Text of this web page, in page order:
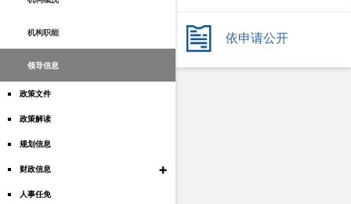
机构职能
领导信息
政策文件
政策解读
规划信息
财政信息 +
人事任免
依申请公开